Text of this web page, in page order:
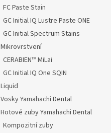
FC Paste Stain
GC Initial IQ Lustre Paste ONE
GC Initial Spectrum Stains
Mikrovrstvení
CERABIEN™ MiLai
GC Initial IQ One SQIN
Liquid
Vosky Yamahachi Dental
Hotové zuby Yamahachi Dental
Kompozitní zuby